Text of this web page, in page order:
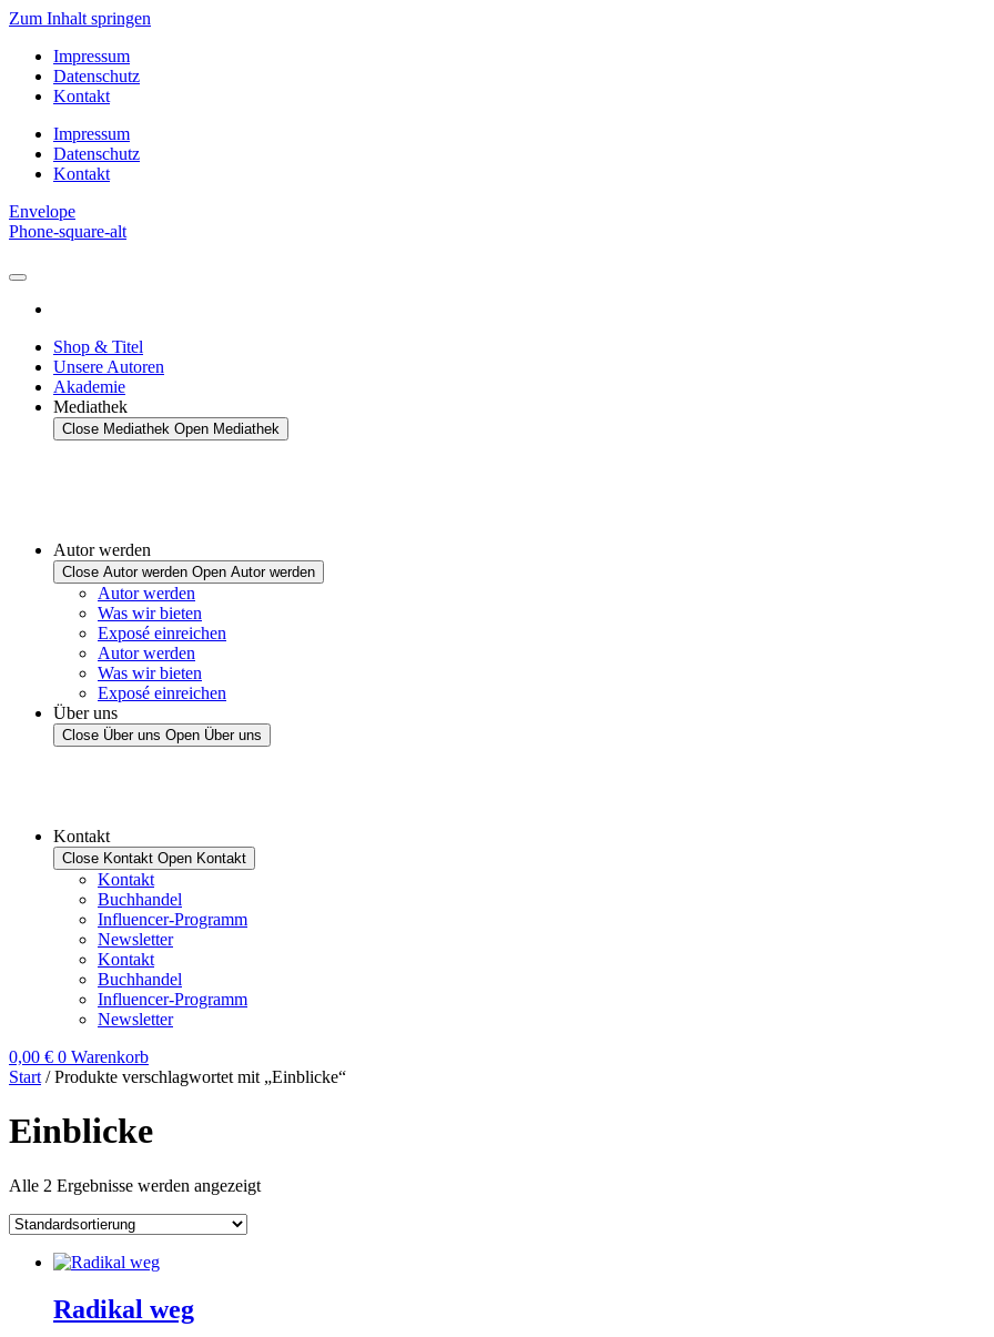
Zum Inhalt springen
Impressum
Datenschutz
Kontakt
Impressum
Datenschutz
Kontakt
Envelope
Phone-square-alt
Shop & Titel
Unsere Autoren
Akademie
Mediathek
Close Mediathek Open Mediathek
Autor werden
Close Autor werden Open Autor werden
Autor werden
Was wir bieten
Exposé einreichen
Autor werden
Was wir bieten
Exposé einreichen
Über uns
Close Über uns Open Über uns
Kontakt
Close Kontakt Open Kontakt
Kontakt
Buchhandel
Influencer-Programm
Newsletter
Kontakt
Buchhandel
Influencer-Programm
Newsletter
0,00 € 0 Warenkorb
Start / Produkte verschlagwortet mit „Einblicke“
Einblicke
Alle 2 Ergebnisse werden angezeigt
Radikal weg